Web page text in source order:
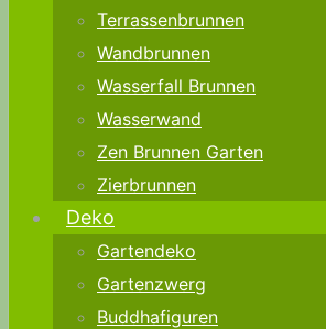
Terrassenbrunnen
Wandbrunnen
Wasserfall Brunnen
Wasserwand
Zen Brunnen Garten
Zierbrunnen
Deko
Gartendeko
Gartenzwerg
Buddhafiguren